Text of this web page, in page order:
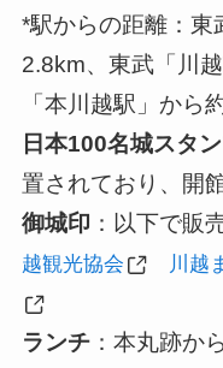
*駅からの距離：東
2.8km、東武「川
「本川越駅」から
日本100名城スタン
置されており、開
御城印 ：以下で販
越観光協会
川越
ランチ：本丸跡か